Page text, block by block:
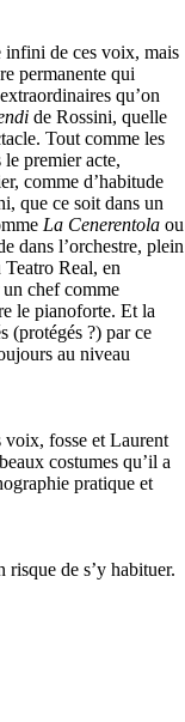
infini de ces voix, mais
permanente qui
qu’on
de Rossini, quelle
Tout comme les
premier acte,
comme d’habitude
que ce soit dans un
La Cenerentola ou
dans l’orchestre, plein
Teatro Real, en
chef comme
le pianoforte. Et la
(protégés ?) par ce
au niveau
voix, fosse et Laurent
costumes qu’il a
pratique et
de s’y habituer.